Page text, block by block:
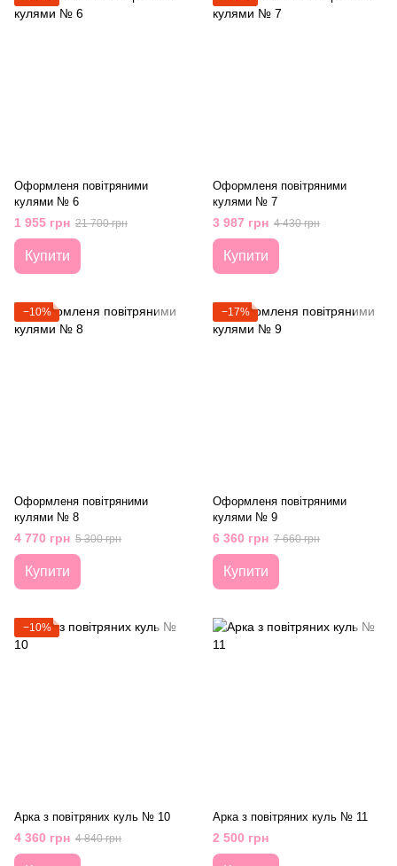
Оформленя повітряними
кулями № 6
1 955 грн 21 700 грн
Купити
Оформленя повітряними
кулями № 7
3 987 грн 4 430 грн
Купити
−10%
Оформленя повітряними
кулями № 8
4 770 грн 5 300 грн
Купити
−17%
Оформленя повітряними
кулями № 9
6 360 грн 7 660 грн
Купити
−10%
Арка з повітряних куль № 10
4 360 грн 4 840 грн
Арка з повітряних куль № 11
2 500 грн